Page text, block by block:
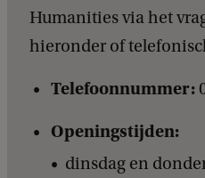
Humanities via het
hieronder of
Telefoonnummer:
Openingstijden:
dinsdag en